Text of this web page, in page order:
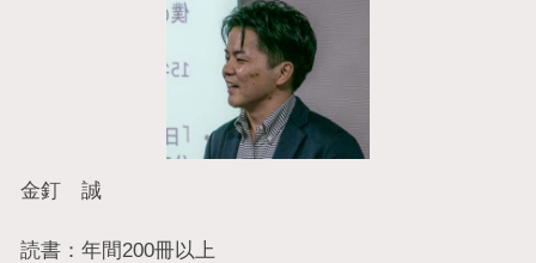
金釘 誠
読書：年間200冊以上